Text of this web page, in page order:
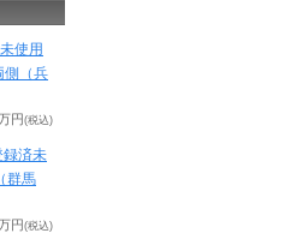
使用
側（兵
円 (税込)
済未
群馬
円 (税込)